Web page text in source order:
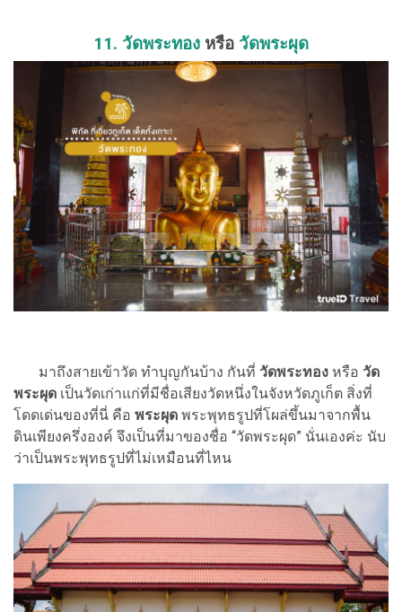
11. วัดพระทอง หรือ วัดพระผุด
มาถึงสายเข้าวัด ทำบุญกันบ้าง กันที่ วัดพระทอง หรือ วัด
พระผุด เป็นวัดเก่าแก่ที่มีชื่อเสียงวัดหนึ่งในจังหวัดภูเก็ต สิ่งที่
โดดเด่นของที่นี่ คือ พระผุด พระพุทธรูปที่โผล่ขึ้นมาจากพื้น
ดินเพียงครึ่งองค์ จึงเป็นที่มาของชื่อ “วัดพระผุด” นั่นเองค่ะ นับ
ว่าเป็นพระพุทธรูปที่ไม่เหมือนที่ไหน